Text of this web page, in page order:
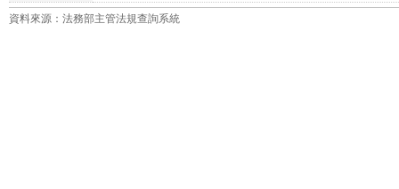
資料來源：法務部主管法規查詢系統